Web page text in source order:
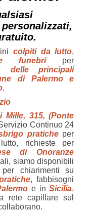
colpiti da lutto,
funebriper
delle principali
di Palermo e
Mille, 315, (Ponte
Continuo 24
praticheper
richieste per
di Onoranze
siamo disponibili
chiarimenti su
, fabbisogni
e inSicilia,
rete capillare sul